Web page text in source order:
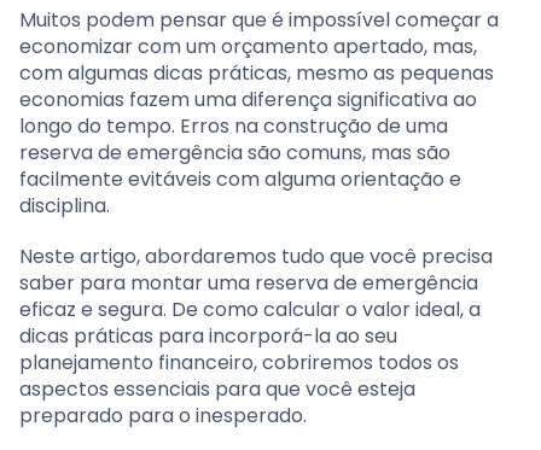
Muitos podem pensar que é impossível começar a
economizar com um orçamento apertado, mas,
com algumas dicas práticas, mesmo as pequenas
economias fazem uma diferença significativa ao
longo do tempo. Erros na construção de uma
reserva de emergência são comuns, mas são
facilmente evitáveis com alguma orientação e
disciplina.
Neste artigo, abordaremos tudo que você precisa
saber para montar uma reserva de emergência
eficaz e segura. De como calcular o valor ideal, a
dicas práticas para incorporá-la ao seu
planejamento financeiro, cobriremos todos os
aspectos essenciais para que você esteja
preparado para o inesperado.